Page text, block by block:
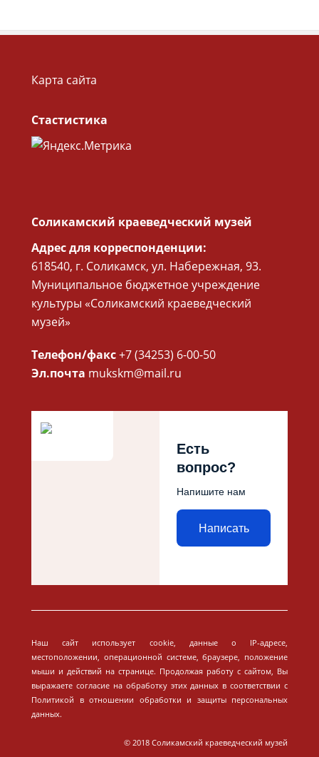
Карта сайта
Стастистика
Соликамский краеведческий музей
Адрес для корреспонденции:
618540, г. Соликамск, ул. Набережная, 93.
Муниципальное бюджетное учреждение
культуры «Соликамский краеведческий
музей»
Телефон/факс+7 (34253) 6-00-50
Эл.почта mukskm@mail.ru
Есть
вопрос?
Напишите нам
Написать
Наш сайт использует cookie, данные о IP-адресе,
местоположении, операционной системе, браузере, положение
мыши и действий на странице. Продолжая работу с сайтом, Вы
выражаете согласие на обработку этих данных в соответствии с
Политикой в отношении обработки и защиты персональных
данных.
© 2018 Соликамский краеведческий музей